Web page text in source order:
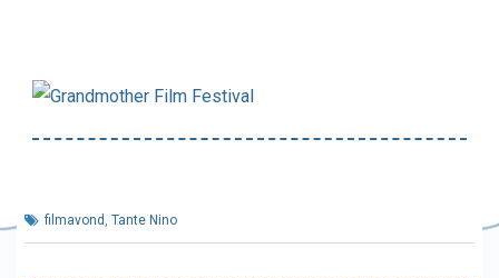
filmavond, Tante Nino